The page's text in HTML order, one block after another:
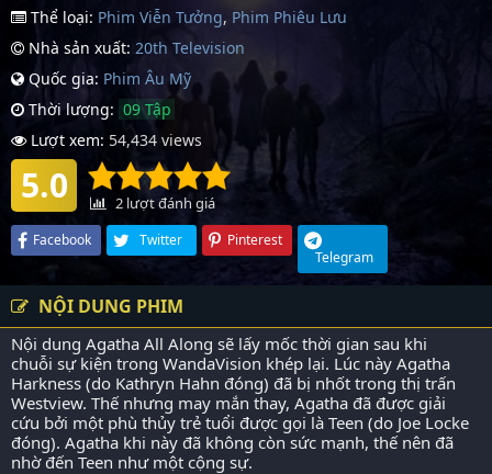
Thể loại: Phim Viễn Tưởng, Phim Phiêu Lưu
Nhà sản xuất: 20th Television
Quốc gia: Phim Âu Mỹ
Thời lượng: 09 Tập
Lượt xem: 54,434 views
5.0 2 lượt đánh giá
Facebook Twitter
Pinterest
Telegram
NỘI DUNG PHIM
Nội dung Agatha All Along sẽ lấy mốc thời gian sau khi
chuỗi sự kiện trong WandaVision khép lại. Lúc này Agatha
Harkness (do Kathryn Hahn đóng) đã bị nhốt trong thị trấn
Westview. Thế nhưng may mắn thay, Agatha đã được giải
cứu bởi một phù thủy trẻ tuổi được gọi là Teen (do Joe Locke
đóng). Agatha khi này đã không còn sức mạnh, thế nên đã
nhờ đến Teen như một cộng sự.